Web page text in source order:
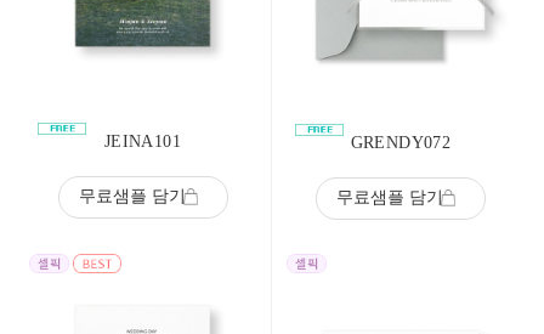
JEINA101
무료샘플 담기
GRENDY072
무료샘플 담기